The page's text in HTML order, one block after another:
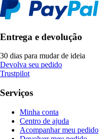
Entrega e devolução
30 dias para mudar de ideia
Devolva seu pedido
Trustpilot
Serviços
Minha conta
Centro de ajuda
Acompanhar meu pedido